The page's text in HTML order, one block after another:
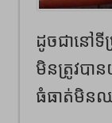
ដូចជា​នៅទី
មិនត្រូវបា
ធំធាត់មិន